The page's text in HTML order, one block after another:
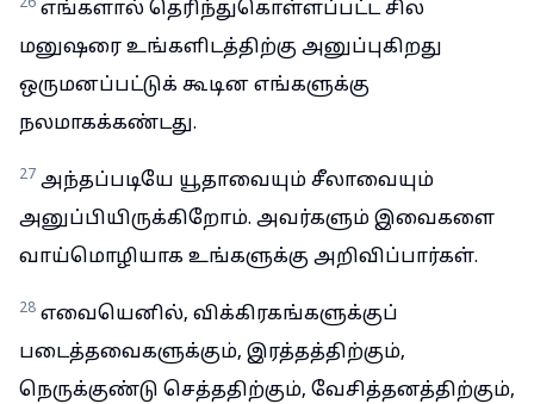
26 எங்களால் தெரிந்துகொள்ளப்பட்ட சில
மனுஷரை உங்களிடத்திற்கு அனுப்புகிறது
ஒருமனப்பட்டுக் கூடின எங்களுக்கு
நலமாகக்கண்டது.
27 அந்தப்படியே யூதாவையும் சீலாவையும்
அனுப்பியிருக்கிறோம். அவர்களும் இவைகளை
வாய்மொழியாக உங்களுக்கு அறிவிப்பார்கள்.
28 எவையெனில், விக்கிரகங்களுக்குப்
படைத்தவைகளுக்கும், இரத்தத்திற்கும்,
நெருக்குண்டு செத்ததிற்கும், வேசித்தனத்திற்கும்,